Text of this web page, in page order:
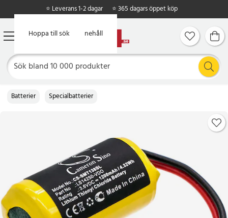
Hoppa till huvudinnehåll
Hoppa till sök
⭐ Leverans 1-2 dagar ⭐ 365 dagars öppet köp
Batterier Specialbatterier